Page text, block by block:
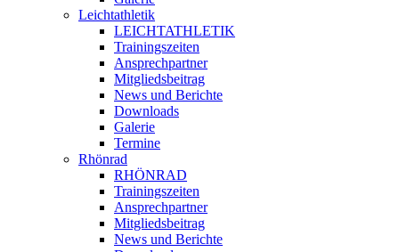
Leichtathletik
LEICHTATHLETIK
Trainingszeiten
Ansprechpartner
Mitgliedsbeitrag
News und Berichte
Downloads
Galerie
Termine
Rhönrad
RHÖNRAD
Trainingszeiten
Ansprechpartner
Mitgliedsbeitrag
News und Berichte